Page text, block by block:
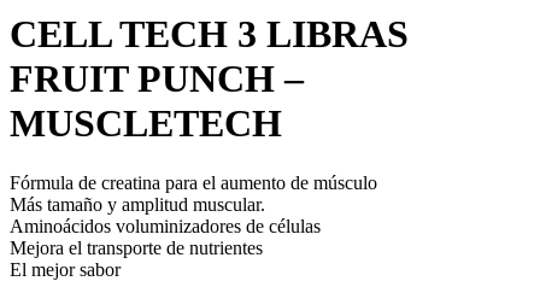
CELL TECH 3 LIBRAS
FRUIT PUNCH –
MUSCLETECH
Fórmula de creatina para el aumento de músculo
Más tamaño y amplitud muscular.
Aminoácidos voluminizadores de células
Mejora el transporte de nutrientes
El mejor sabor